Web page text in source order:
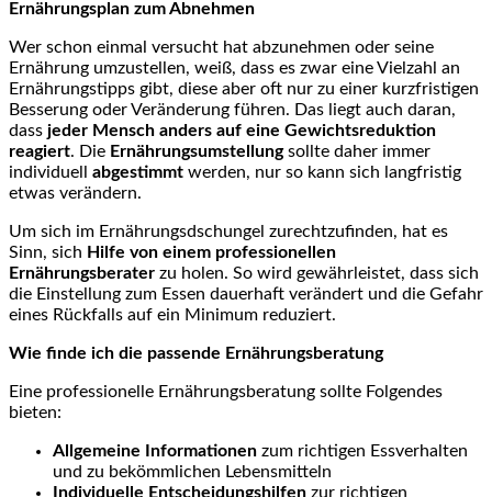
Ernährungsplan zum Abnehmen
Wer schon einmal versucht hat abzunehmen oder seine
Ernährung umzustellen, weiß, dass es zwar eine Vielzahl an
Ernährungstipps gibt, diese aber oft nur zu einer kurzfristigen
Besserung oder Veränderung führen. Das liegt auch daran,
dass jeder Mensch anders auf eine Gewichtsreduktion
reagiert. Die Ernährungsumstellungsollte daher immer
individuell abgestimmt werden, nur so kann sich langfristig
etwas verändern.
Um sich im Ernährungsdschungel zurechtzufinden, hat es
Sinn, sich Hilfe von einem professionellen
Ernährungsberater zu holen. So wird gewährleistet, dass sich
die Einstellung zum Essen dauerhaft verändert und die Gefahr
eines Rückfalls auf ein Minimum reduziert.
Wie finde ich die passende Ernährungsberatung
Eine professionelle Ernährungsberatung sollte Folgendes
bieten:
Allgemeine Informationen zum richtigen Essverhalten
und zu bekömmlichen Lebensmitteln
Individuelle Entscheidungshilfen zur richtigen